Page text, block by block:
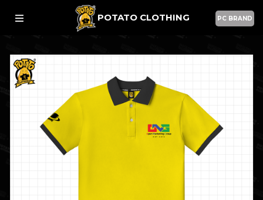
POTATO CLOTHING PC BRAND